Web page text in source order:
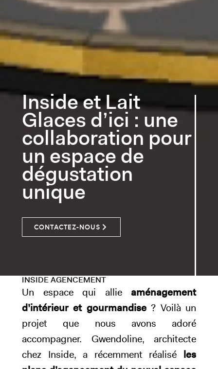
Inside et Lait
Glaces d’ici : une
collaboration pour
un espace de
dégustation
unique
CONTACTEZ-NOUS
INSIDE AGENCEMENT
Un espace qui allie aménagement
d’intérieur et gourmandise? Voilà un
projet que nous avons adoré
accompagner. Gwendoline, architecte
chez Inside, a récemment réalisé les